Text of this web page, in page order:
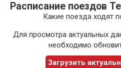
Расписание поездов
Какие поезда ходят
Для просмотра актуальных
необходимо
Загрузить